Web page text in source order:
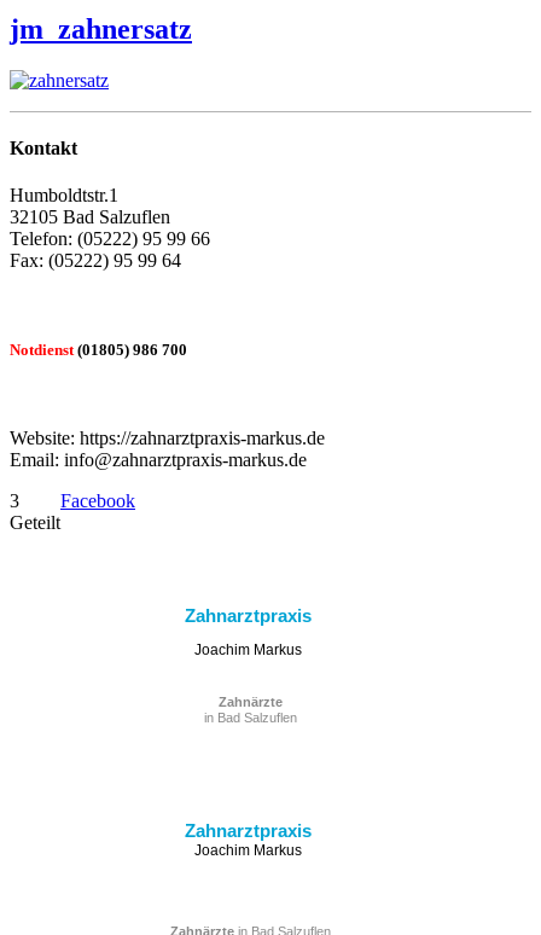
jm_zahnersatz
Kontakt
Humboldtstr.1
32105 Bad Salzuflen
Telefon: (05222) 95 99 66
Fax: (05222) 95 99 64
Notdienst (01805) 986 700
Website: https://zahnarztpraxis-markus.de
Email: info@zahnarztpraxis-markus.de
3
Geteilt
Facebook
Zahnarztpraxis
Joachim Markus
Zahnärzte
in Bad Salzuflen
Zahnarztpraxis
Joachim Markus
Zahnärztein Bad Salzuflen